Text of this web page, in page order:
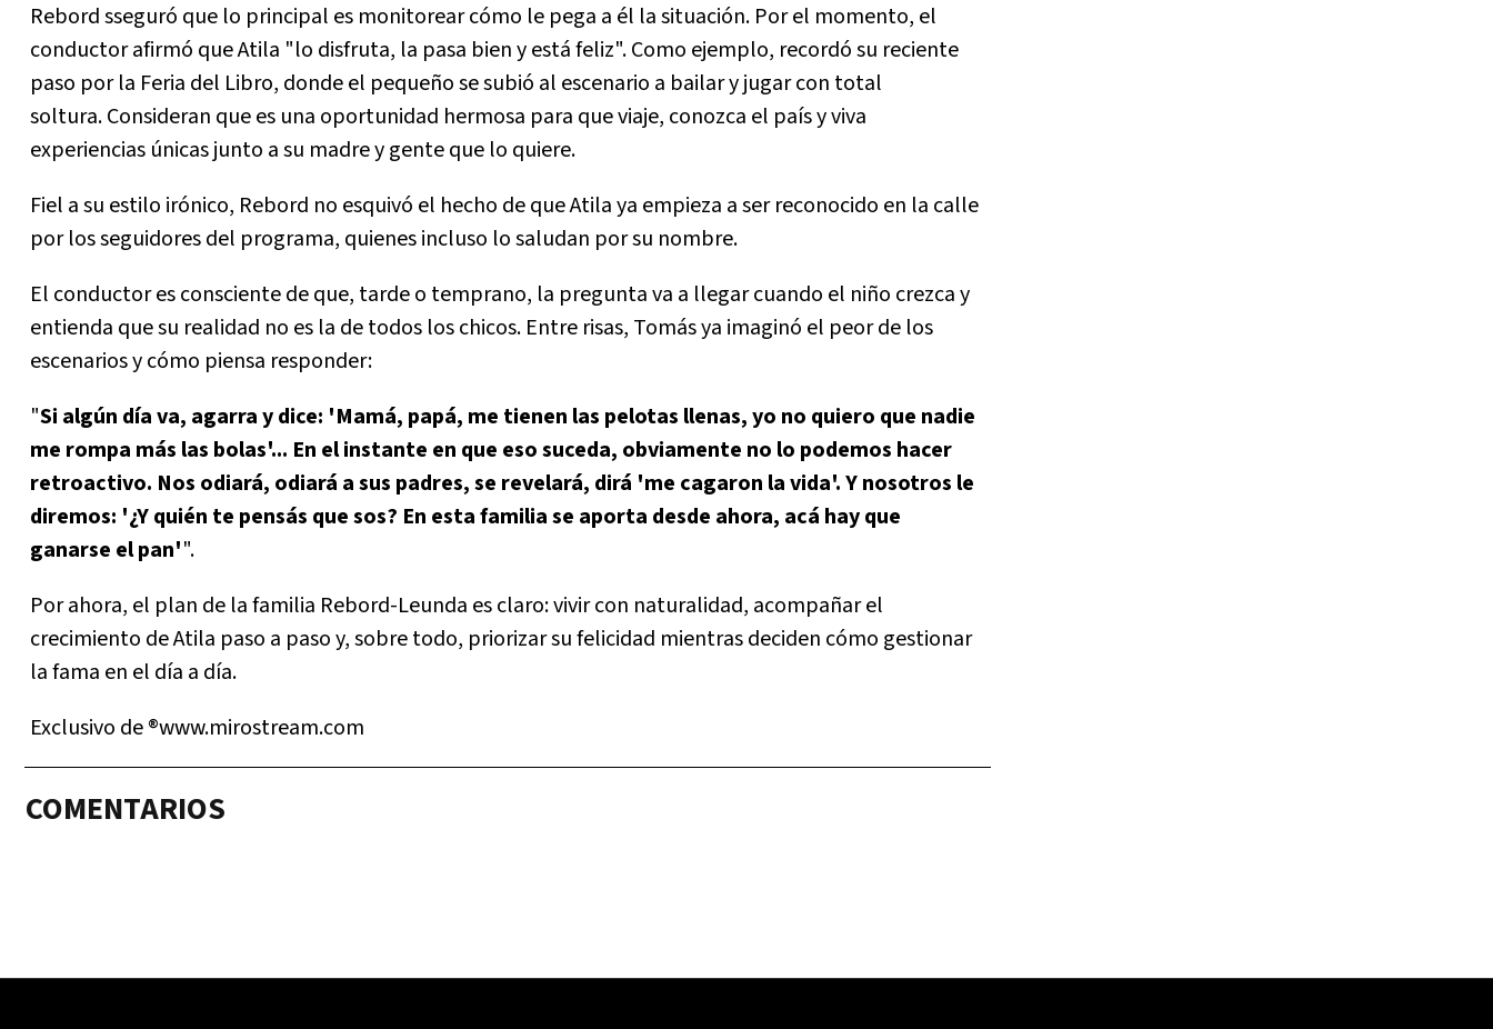
Rebord sseguró que lo principal es monitorear cómo le pega a él la situación. Por el momento, el
conductor afirmó que Atila "lo disfruta, la pasa bien y está feliz". Como ejemplo, recordó su reciente
paso por la Feria del Libro, donde el pequeño se subió al escenario a bailar y jugar con total
soltura. Consideran que es una oportunidad hermosa para que viaje, conozca el país y viva
experiencias únicas junto a su madre y gente que lo quiere.
Fiel a su estilo irónico, Rebord no esquivó el hecho de que Atila ya empieza a ser reconocido en la calle
por los seguidores del programa, quienes incluso lo saludan por su nombre.
El conductor es consciente de que, tarde o temprano, la pregunta va a llegar cuando el niño crezca y
entienda que su realidad no es la de todos los chicos. Entre risas, Tomás ya imaginó el peor de los
escenarios y cómo piensa responder:
"Si algún día va, agarra y dice: 'Mamá, papá, me tienen las pelotas llenas, yo no quiero que nadie
me rompa más las bolas'... En el instante en que eso suceda, obviamente no lo podemos hacer
retroactivo. Nos odiará, odiará a sus padres, se revelará, dirá 'me cagaron la vida'. Y nosotros le
diremos: '¿Y quién te pensás que sos? En esta familia se aporta desde ahora, acá hay que
ganarse el pan'".
Por ahora, el plan de la familia Rebord-Leunda es claro: vivir con naturalidad, acompañar el
crecimiento de Atila paso a paso y, sobre todo, priorizar su felicidad mientras deciden cómo gestionar
la fama en el día a día.
Exclusivo de ®www.mirostream.com
COMENTARIOS